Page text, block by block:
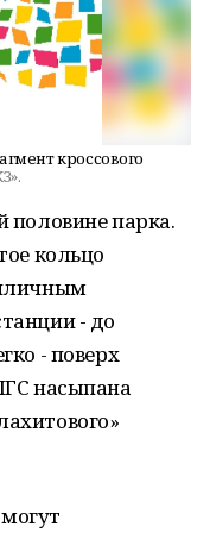
кроссового
половине парка.
кольцо
- до
- поверх
насыпана